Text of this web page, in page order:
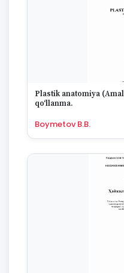
Plastik anatomiya
qo‘llanma.
Boymetov B.B.